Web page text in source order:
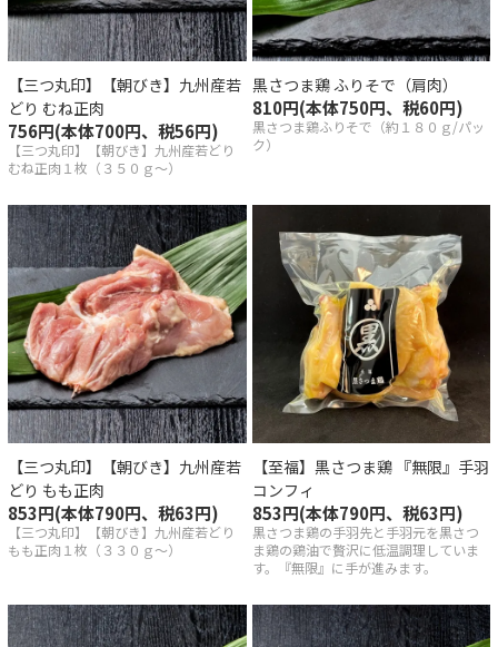
カウント
を見る
ご質問
取引法
合わせ
【三つ丸印】【朝びき】九州産若
どり むね正肉
756円(本体700円、税56円)
【三つ丸印】【朝びき】九州産若どり
むね正肉１枚（３５０ｇ～）
黒さつま鶏 ふりそで（肩肉）
810円(本体750円、税60円)
黒さつま鶏ふりそで（約１８０ｇ/パッ
ク）
【三つ丸印】【朝びき】九州産若
どり もも正肉
853円(本体790円、税63円)
【三つ丸印】【朝びき】九州産若どり
もも正肉１枚（３３０ｇ～）
【至福】黒さつま鶏 『無限』手羽
コンフィ
853円(本体790円、税63円)
黒さつま鶏の手羽先と手羽元を黒さつ
ま鶏の鶏油で贅沢に低温調理していま
す。『無限』に手が進みます。